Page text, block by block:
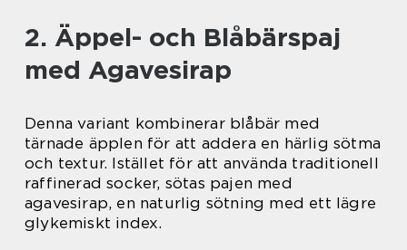
2. Äppel- och Blåbärspaj
med Agavesirap
Denna variant kombinerar blåbär med
tärnade äpplen för att addera en härlig sötma
och textur. Istället för att använda traditionell
raffinerad socker, sötas pajen med
agavesirap, en naturlig sötning med ett lägre
glykemiskt index.